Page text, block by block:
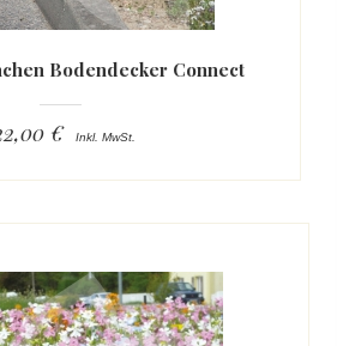
Bodendecker Connect
€ Inkl. MwSt.